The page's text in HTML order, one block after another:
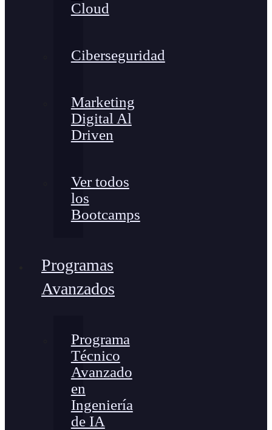
Cloud
Ciberseguridad
Marketing
Digital Al
Driven
Ver todos
los
Bootcamps
Programas
Avanzados
Programa
Técnico
Avanzado
en
Ingeniería
de IA